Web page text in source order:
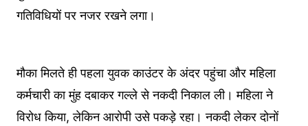
गतिविधियों पर नजर रखने लगा।
मौका मिलते ही पहला युवक काउंटर के अंदर पहुंचा और महिला
कर्मचारी का मुंह दबाकर गल्ले से नकदी निकाल ली। महिला ने
विरोध किया, लेकिन आरोपी उसे पकड़े रहा। नकदी लेकर दोनों